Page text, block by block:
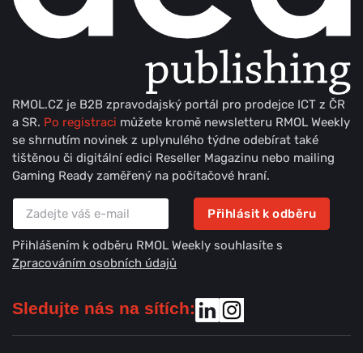
RMOL.CZ je B2B zpravodajský portál pro prodejce ICT z ČR
a SR. Po registraci můžete kromě newsletteru RMOL Weekly
se shrnutím novinek z uplynulého týdne odebírat také
tištěnou či digitální edici Reseller Magazinu nebo mailing
Gaming Ready zaměřený na počítačové hraní.
Přihlásit k odběru
Přihlášením k odběru RMOL Weekly souhlasíte s
Zpracováním osobních údajů
Sledujte nás na sítích: